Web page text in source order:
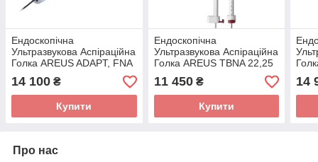
Ендоскопічна
Ультразвукова Аспіраційна
Голка AREUS ADAPT, FNA
22 G, Micro-Tech
14 100 ₴
Купити
Ендоскопічна
Ультразвукова Аспіраційна
Голка AREUS TBNA 22,25
G
11 450₴
Купити
19
14
Про нас